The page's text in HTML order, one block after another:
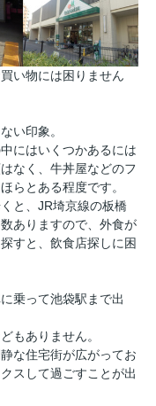
い物には困りません
い印象。
にはいくつかあるには
なく、牛丼屋などのフ
らとある程度です。
と、JR埼京線の板橋
ありますので、外食が
すと、飲食店探しに困
乗って池袋駅まで出
もありません。
な住宅街が広がってお
スして過ごすことが出